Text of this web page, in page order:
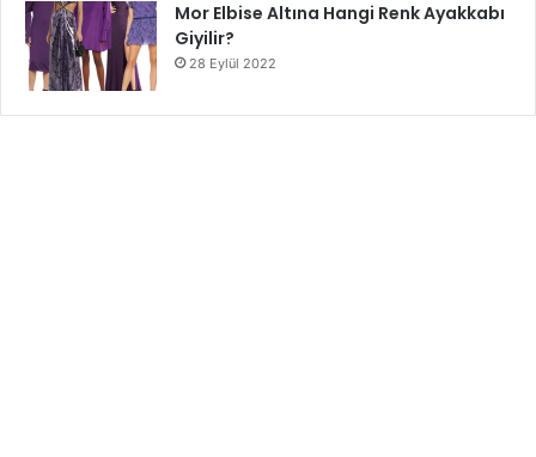
Mor Elbise Altına Hangi Renk Ayakkabı
Giyilir?
28 Eylül 2022